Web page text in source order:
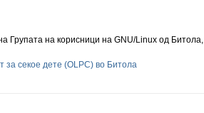
Групата на корисници на GNU/Linux од Битола,
за секое дете (OLPC) во Битола